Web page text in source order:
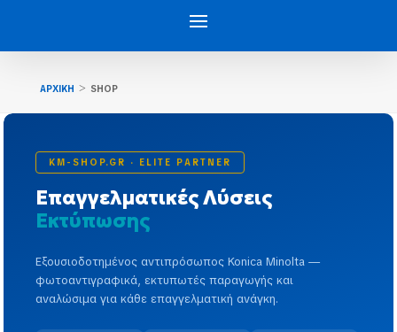
ΑΡΧΙΚΗ > SHOP
KM-SHOP.GR · ELITE PARTNER
Επαγγελματικές Λύσεις
Εκτύπωσης
Εξουσιοδοτημένος αντιπρόσωπος Konica Minolta —
φωτοαντιγραφικά, εκτυπωτές παραγωγής και
αναλώσιμα για κάθε επαγγελματική ανάγκη.